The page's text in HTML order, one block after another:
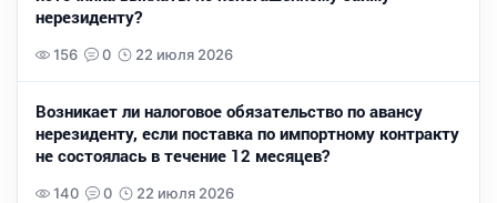
нерезиденту?
156 0 22 июля 2026
Возникает ли налоговое обязательство по авансу
нерезиденту, если поставка по импортному контракту
не состоялась в течение 12 месяцев?
140 0 22 июля 2026